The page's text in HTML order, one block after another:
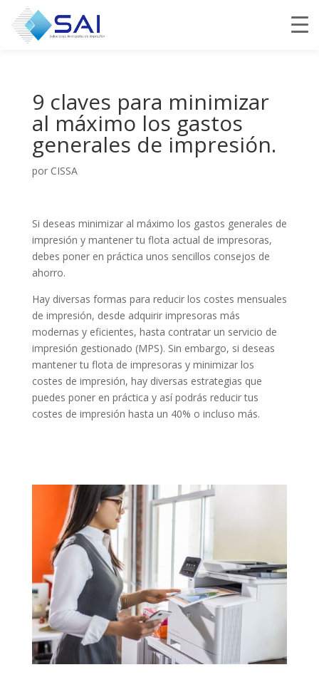
9 claves para minimizar
al máximo los gastos
generales de impresión.
por CISSA
Si deseas minimizar al máximo los gastos generales de
impresión y mantener tu flota actual de impresoras,
debes poner en práctica unos sencillos consejos de
ahorro.
Hay diversas formas para reducir los costes mensuales
de impresión, desde adquirir impresoras más
modernas y eficientes, hasta contratar un servicio de
impresión gestionado (MPS). Sin embargo, si deseas
mantener tu flota de impresoras y minimizar los
costes de impresión, hay diversas estrategias que
puedes poner en práctica y así podrás reducir tus
costes de impresión hasta un 40% o incluso más.